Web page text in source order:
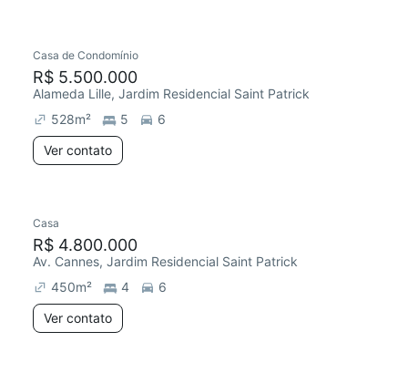
Casa de Condomínio
R$ 5.500.000
Alameda Lille, Jardim Residencial Saint Patrick
528m² 5
6
Ver contato
Casa
R$ 4.800.000
Av. Cannes, Jardim Residencial Saint Patrick
450m² 4
6
Ver contato